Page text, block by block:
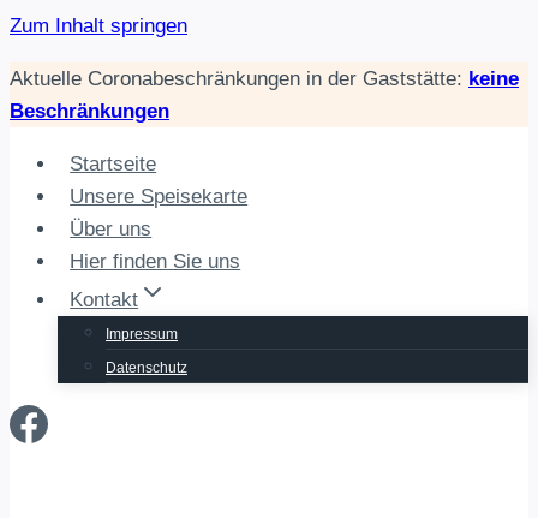
Zum Inhalt springen
Aktuelle Coronabeschränkungen in der Gaststätte: keine
Beschränkungen
Startseite
Unsere Speisekarte
Über uns
Hier finden Sie uns
Kontakt
Impressum
Datenschutz